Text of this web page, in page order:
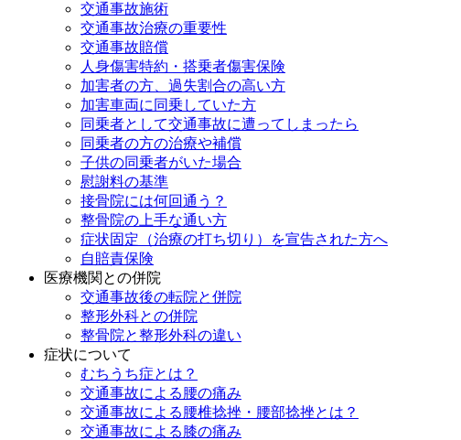
交通事故施術
交通事故治療の重要性
交通事故賠償
人身傷害特約・搭乗者傷害保険
加害者の方、過失割合の高い方
加害車両に同乗していた方
同乗者として交通事故に遭ってしまったら
同乗者の方の治療や補償
子供の同乗者がいた場合
慰謝料の基準
接骨院には何回通う？
整骨院の上手な通い方
症状固定（治療の打ち切り）を宣告された方へ
自賠責保険
医療機関との併院
交通事故後の転院と併院
整形外科との併院
整骨院と整形外科の違い
症状について
むちうち症とは？
交通事故による腰の痛み
交通事故による腰椎捻挫・腰部捻挫とは？
交通事故による膝の痛み